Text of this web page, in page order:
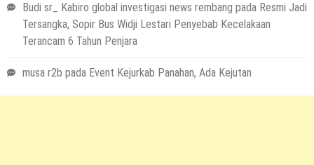
Budi sr_ Kabiro global investigasi news rembang pada Resmi Jadi
Tersangka, Sopir Bus Widji Lestari Penyebab Kecelakaan
Terancam 6 Tahun Penjara
musa r2b pada Event Kejurkab Panahan, Ada Kejutan